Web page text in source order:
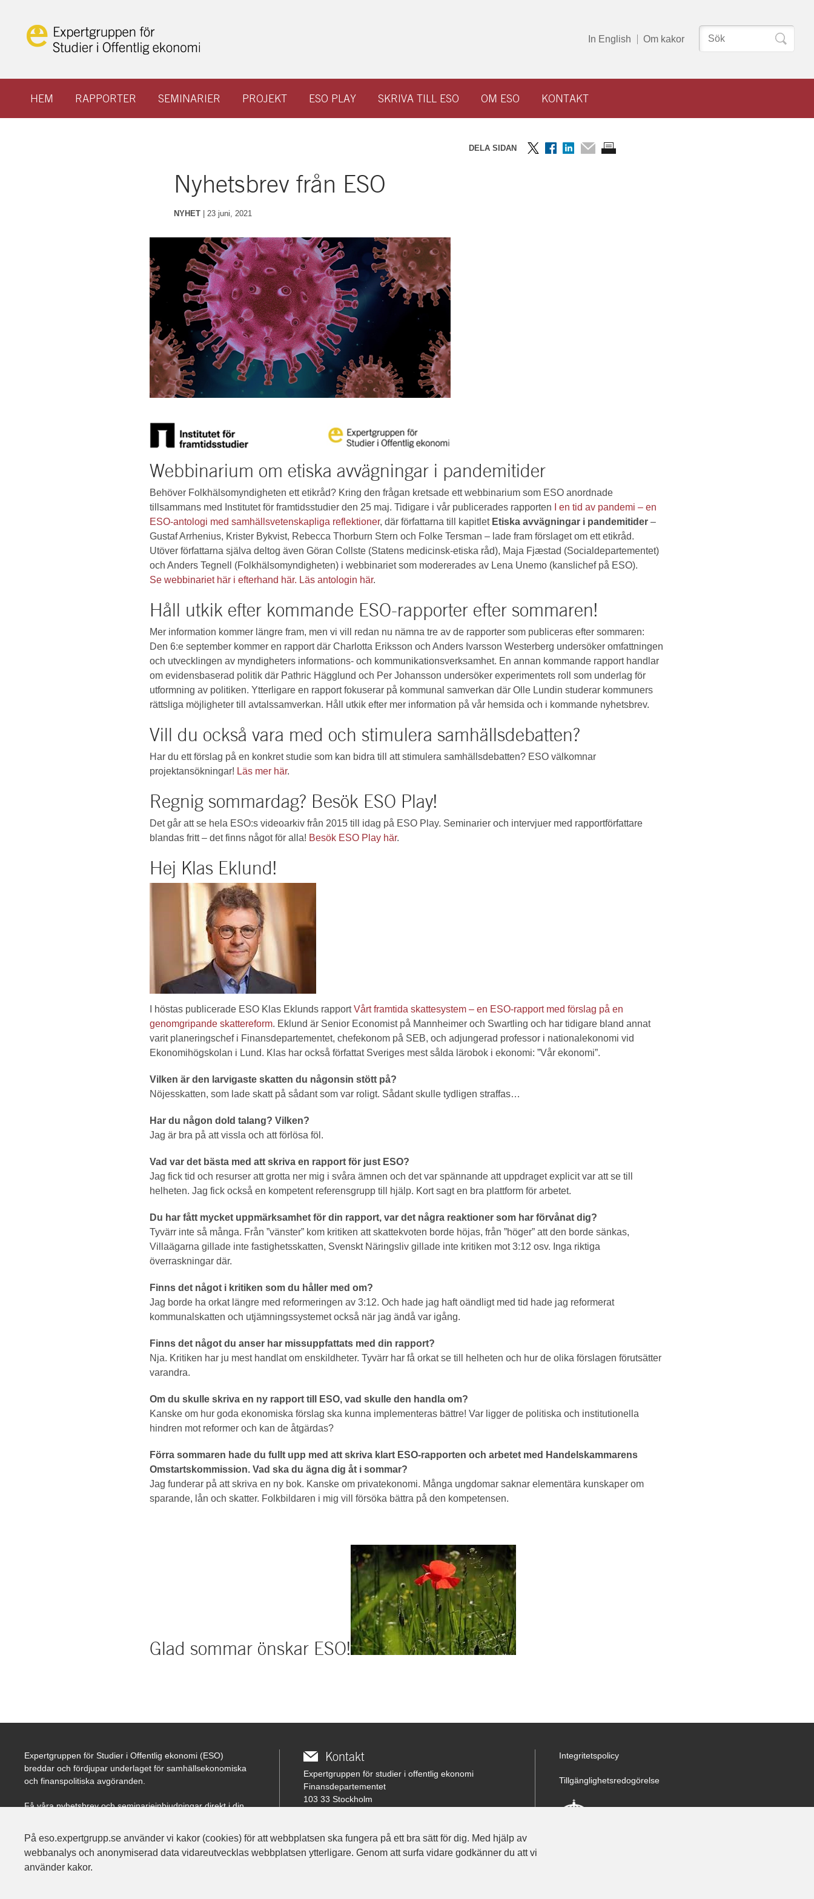
Hoppa
In English Om kakor
Sök
HEM RAPPORTER SEMINARIER PROJEKT ESO PLAY SKRIVA TILL ESO OM ESO KONTAKT
DELA SIDAN
Nyhetsbrev från ESO
NYHET 23 juni, 2021
Webbinarium om etiska avvägningar i pandemitider
Behöver Folkhälsomyndigheten ett etikråd? Kring den frågan kretsade ett webbinarium som ESO anordnade
tillsammans med Institutet för framtidsstudier den 25 maj. Tidigare i vår publicerades rapporten
I en tid av pandemi – en
ESO-antologi med samhällsvetenskapliga reflektioner, där författarna till kapitlet Etiska avvägningar i pandemitider –
Gustaf Arrhenius, Krister Bykvist, Rebecca Thorburn Stern och Folke Tersman – lade fram förslaget om ett etikråd.
Utöver författarna själva deltog även Göran Collste (Statens medicinsk-etiska råd), Maja Fjæstad (Socialdepartementet)
och Anders Tegnell (Folkhälsomyndigheten) i webbinariet som modererades av Lena Unemo (kanslichef på ESO).
Se webbinariet här i efterhand här. Läs antologin här.
Håll utkik efter kommande ESO-rapporter efter sommaren!
Mer information kommer längre fram, men vi vill redan nu nämna tre av de rapporter som publiceras efter sommaren:
Den 6:e september kommer en rapport där Charlotta Eriksson och Anders Ivarsson Westerberg undersöker omfattningen
och utvecklingen av myndigheters informations- och kommunikationsverksamhet. En annan kommande rapport handlar
om evidensbaserad politik där Pathric Hägglund och Per Johansson undersöker experimentets roll som underlag för
utformning av politiken. Ytterligare en rapport fokuserar på kommunal samverkan där Olle Lundin studerar kommuners
rättsliga möjligheter till avtalssamverkan. Håll utkik efter mer information på vår hemsida och i kommande nyhetsbrev.
Vill du också vara med och stimulera samhällsdebatten?
Har du ett förslag på en konkret studie som kan bidra till att stimulera samhällsdebatten? ESO välkomnar
projektansökningar! Läs mer här.
Regnig sommardag? Besök ESO Play!
Det går att se hela ESO:s videoarkiv från 2015 till idag på ESO Play. Seminarier och intervjuer med rapportförfattare
blandas fritt – det finns något för alla! Besök ESO Play här.
Hej Klas Eklund!
I höstas publicerade ESO Klas Eklunds rapportVårt framtida skattesystem – en ESO-rapport med förslag på en
genomgripande skattereform. Eklund är Senior Economist på Mannheimer och Swartling och har tidigare bland annat
varit planeringschef i Finansdepartementet, chefekonom på SEB, och adjungerad professor i nationalekonomi vid
Ekonomihögskolan i Lund. Klas har också författat Sveriges mest sålda lärobok i ekonomi: ”Vår ekonomi”.
Vilken är den larvigaste skatten du någonsin stött på?
Nöjesskatten, som lade skatt på sådant som var roligt. Sådant skulle tydligen straffas…
Har du någon dold talang? Vilken?
Jag är bra på att vissla och att förlösa föl.
Vad var det bästa med att skriva en rapport för just ESO?
Jag fick tid och resurser att grotta ner mig i svåra ämnen och det var spännande att uppdraget explicit var att se till
helheten. Jag fick också en kompetent referensgrupp till hjälp. Kort sagt en bra plattform för arbetet.
Du har fått mycket uppmärksamhet för din rapport, var det några reaktioner som har förvånat dig?
Tyvärr inte så många. Från ”vänster” kom kritiken att skattekvoten borde höjas, från ”höger” att den borde sänkas,
Villaägarna gillade inte fastighetsskatten, Svenskt Näringsliv gillade inte kritiken mot 3:12 osv. Inga riktiga
överraskningar där.
Finns det något i kritiken som du håller med om?
Jag borde ha orkat längre med reformeringen av 3:12. Och hade jag haft oändligt med tid hade jag reformerat
kommunalskatten och utjämningssystemet också när jag ändå var igång.
Finns det något du anser har missuppfattats med din rapport?
Nja. Kritiken har ju mest handlat om enskildheter. Tyvärr har få orkat se till helheten och hur de olika förslagen förutsätter
varandra.
Om du skulle skriva en ny rapport till ESO, vad skulle den handla om?
Kanske om hur goda ekonomiska förslag ska kunna implementeras bättre! Var ligger de politiska och institutionella
hindren mot reformer och kan de åtgärdas?
Förra sommaren hade du fullt upp med att skriva klart ESO-rapporten och arbetet med Handelskammarens
Omstartskommission. Vad ska du ägna dig åt i sommar?
Jag funderar på att skriva en ny bok. Kanske om privatekonomi. Många ungdomar saknar elementära kunskaper om
sparande, lån och skatter. Folkbildaren i mig vill försöka bättra på den kompetensen.
Glad sommar önskar ESO!
Expertgruppen för Studier i Offentlig ekonomi (ESO)
breddar och fördjupar underlaget för samhällsekonomiska
och finanspolitiska avgöranden.
Få våra nyhetsbrev och seminarieinbjudningar direkt i din
Kontakt
Expertgruppen för studier i offentlig ekonomi
Finansdepartementet
103 33 Stockholm
Telefon vx: 08-405 10 00
Integritetspolicy
Tillgänglighetsredogörelse
På eso.expertgrupp.se använder vi kakor (cookies) för att webbplatsen ska fungera på ett bra sätt för dig. Med hjälp av
webbanalys och anonymiserad data vidareutvecklas webbplatsen ytterligare. Genom att surfa vidare godkänner du att vi
använder kakor.